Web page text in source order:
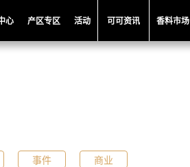
心 产区专区 活动 可可资讯 香料市场
事件
商业